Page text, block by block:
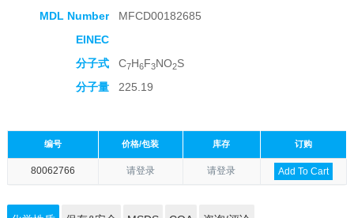
MDL Number
MFCD00182685
EINEC
分子式
C7H6F3NO2S
分子量
225.19
编号 价格/包装 库存 订购
80062766 请登录 请登录 Add To Cart